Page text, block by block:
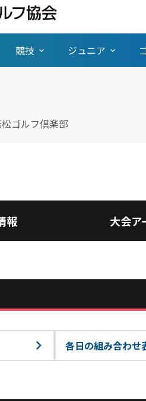
競技 ジュニア
ゴルフ倶楽部
報 大会ア
各日の組み合わせ